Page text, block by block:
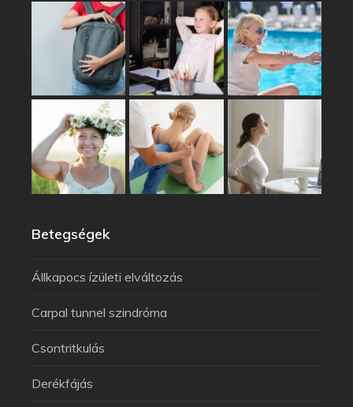
Betegségek
Állkapocs ízületi elváltozás
Carpal tunnel szindróma
Csontritkulás
Derékfájás